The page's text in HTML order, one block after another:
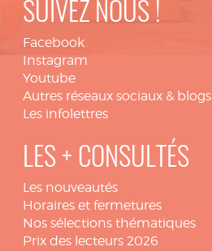
SUIVEZ NOUS !
Facebook
Instagram
Youtube
Autres réseaux sociaux & blogs
Les infolettres
LES + CONSULTÉS
Les nouveautés
Horaires et fermetures
Nos sélections thématiques
Prix des lecteurs 2026